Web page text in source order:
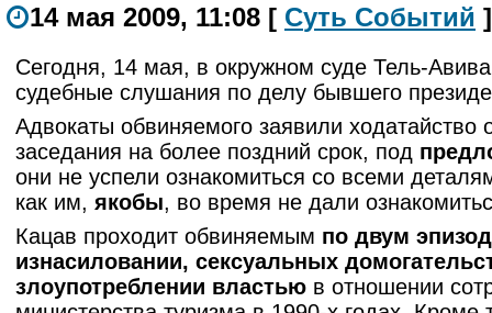
14 мая 2009, 11:08 [ Суть Событий ]
Сегодня, 14 мая, в окружном суде Тель-
судебные слушания по делу бывшего
Адвокаты обвиняемого заявили ходатайство
заседания на более поздний срок, под
они не успели ознакомиться со всеми
как им, якобы, во время не дали
Кацав проходит обвиняемым по двум
изнасиловании, сексуальных
злоупотреблении властью в отношении